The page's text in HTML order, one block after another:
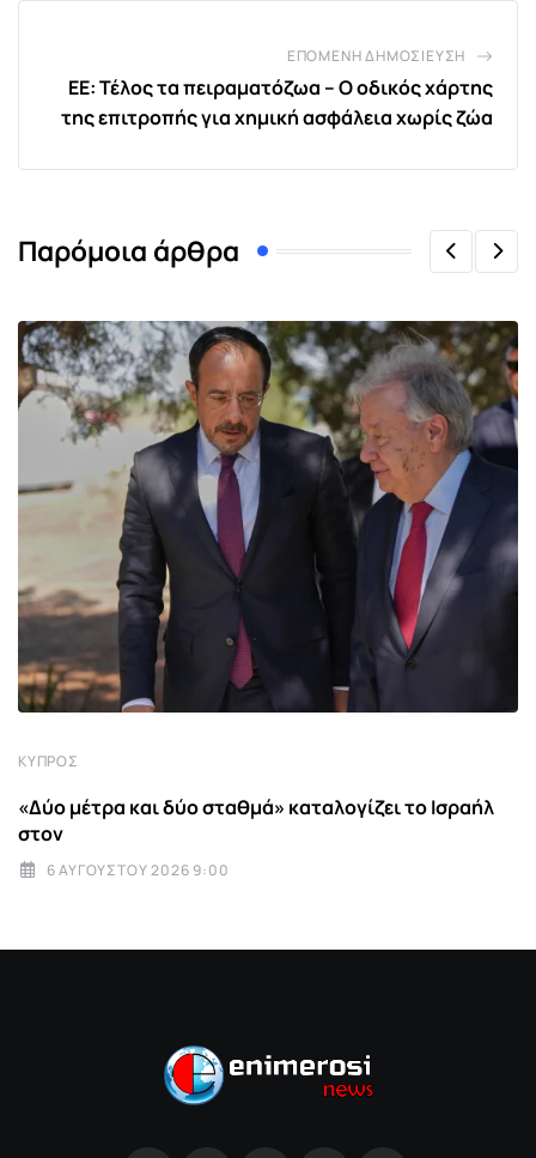
ΕΠΌΜΕΝΗ ΔΗΜΟΣΊΕΥΣΗ
ΕΕ: Τέλος τα πειραματόζωα – Ο οδικός χάρτης
της επιτροπής για χημική ασφάλεια χωρίς ζώα
Παρόμοια άρθρα
ΚΎΠΡΟΣ
«Δύο μέτρα και δύο σταθμά» καταλογίζει το Ισραήλ
στον
6 ΑΥΓΟΎΣΤΟΥ 2026 9:00